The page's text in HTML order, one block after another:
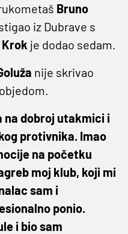
Bruno
iz Dubrave s
je dodao sedam.
nije skrivao
dobroj utakmici i
protivnika. Imao
na početku
moj klub, koji mi
sam i
ponio.
i bio sam